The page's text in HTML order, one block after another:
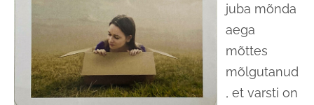
juba mõnda
aega
mõttes
mõlgutanud
, et varsti on